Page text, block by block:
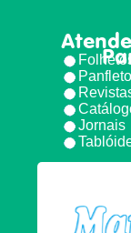
Jornais